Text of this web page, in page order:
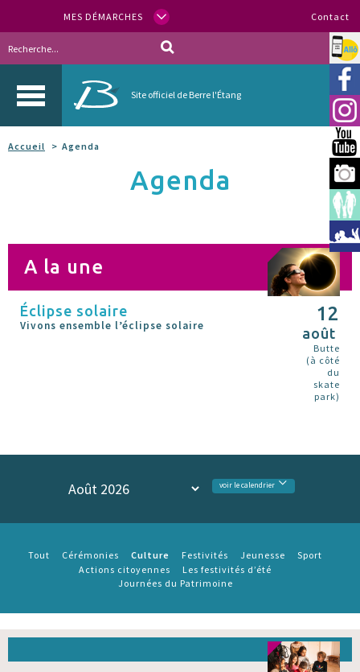
MES DÉMARCHES Contact
Site officiel de Berre l'Étang
Allo
Accueil Agenda
Agenda
A la une
Éclipse solaire
Vivons ensemble l’éclipse solaire
12
août
Butte
(à côté
du
skate
park)
voir le calendrier
Tout Cérémonies Culture Festivités Jeunesse
Sport
Actions citoyennes
Les festivités d’été
Journées du Patrimoine